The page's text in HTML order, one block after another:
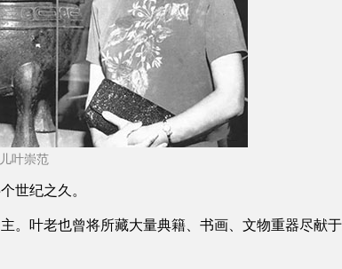
叶崇范
世纪之久。
。叶老也曾将所藏大量典籍、书画、文物重器尽献